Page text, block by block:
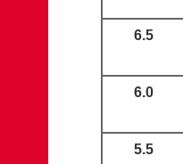
6.5
6.0
5.5